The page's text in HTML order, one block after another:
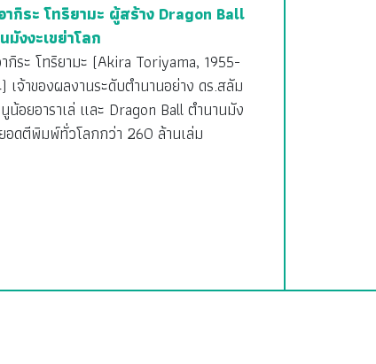
ากิระ โทริยามะ ผู้สร้าง Dragon Ball
มังงะเขย่าโลก
กิระ โทริยามะ (Akira Toriyama, 1955-
เจ้าของผลงานระดับตำนานอย่าง ดร.สลัม
น้อยอาราเล่ และ Dragon Ball ตำนานมัง
อดตีพิมพ์ทั่วโลกกว่า 260 ล้านเล่ม